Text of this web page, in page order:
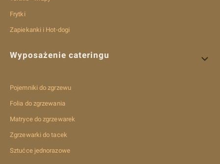
Frytki
Zapiekanki i Hot-dogi
Wyposażenie cateringu
Pojemniki do zgrzewu
Folia do zgrzewania
Matryce do zgrzewarek
Zgrzewarki do tacek
Sztućce jednorazowe